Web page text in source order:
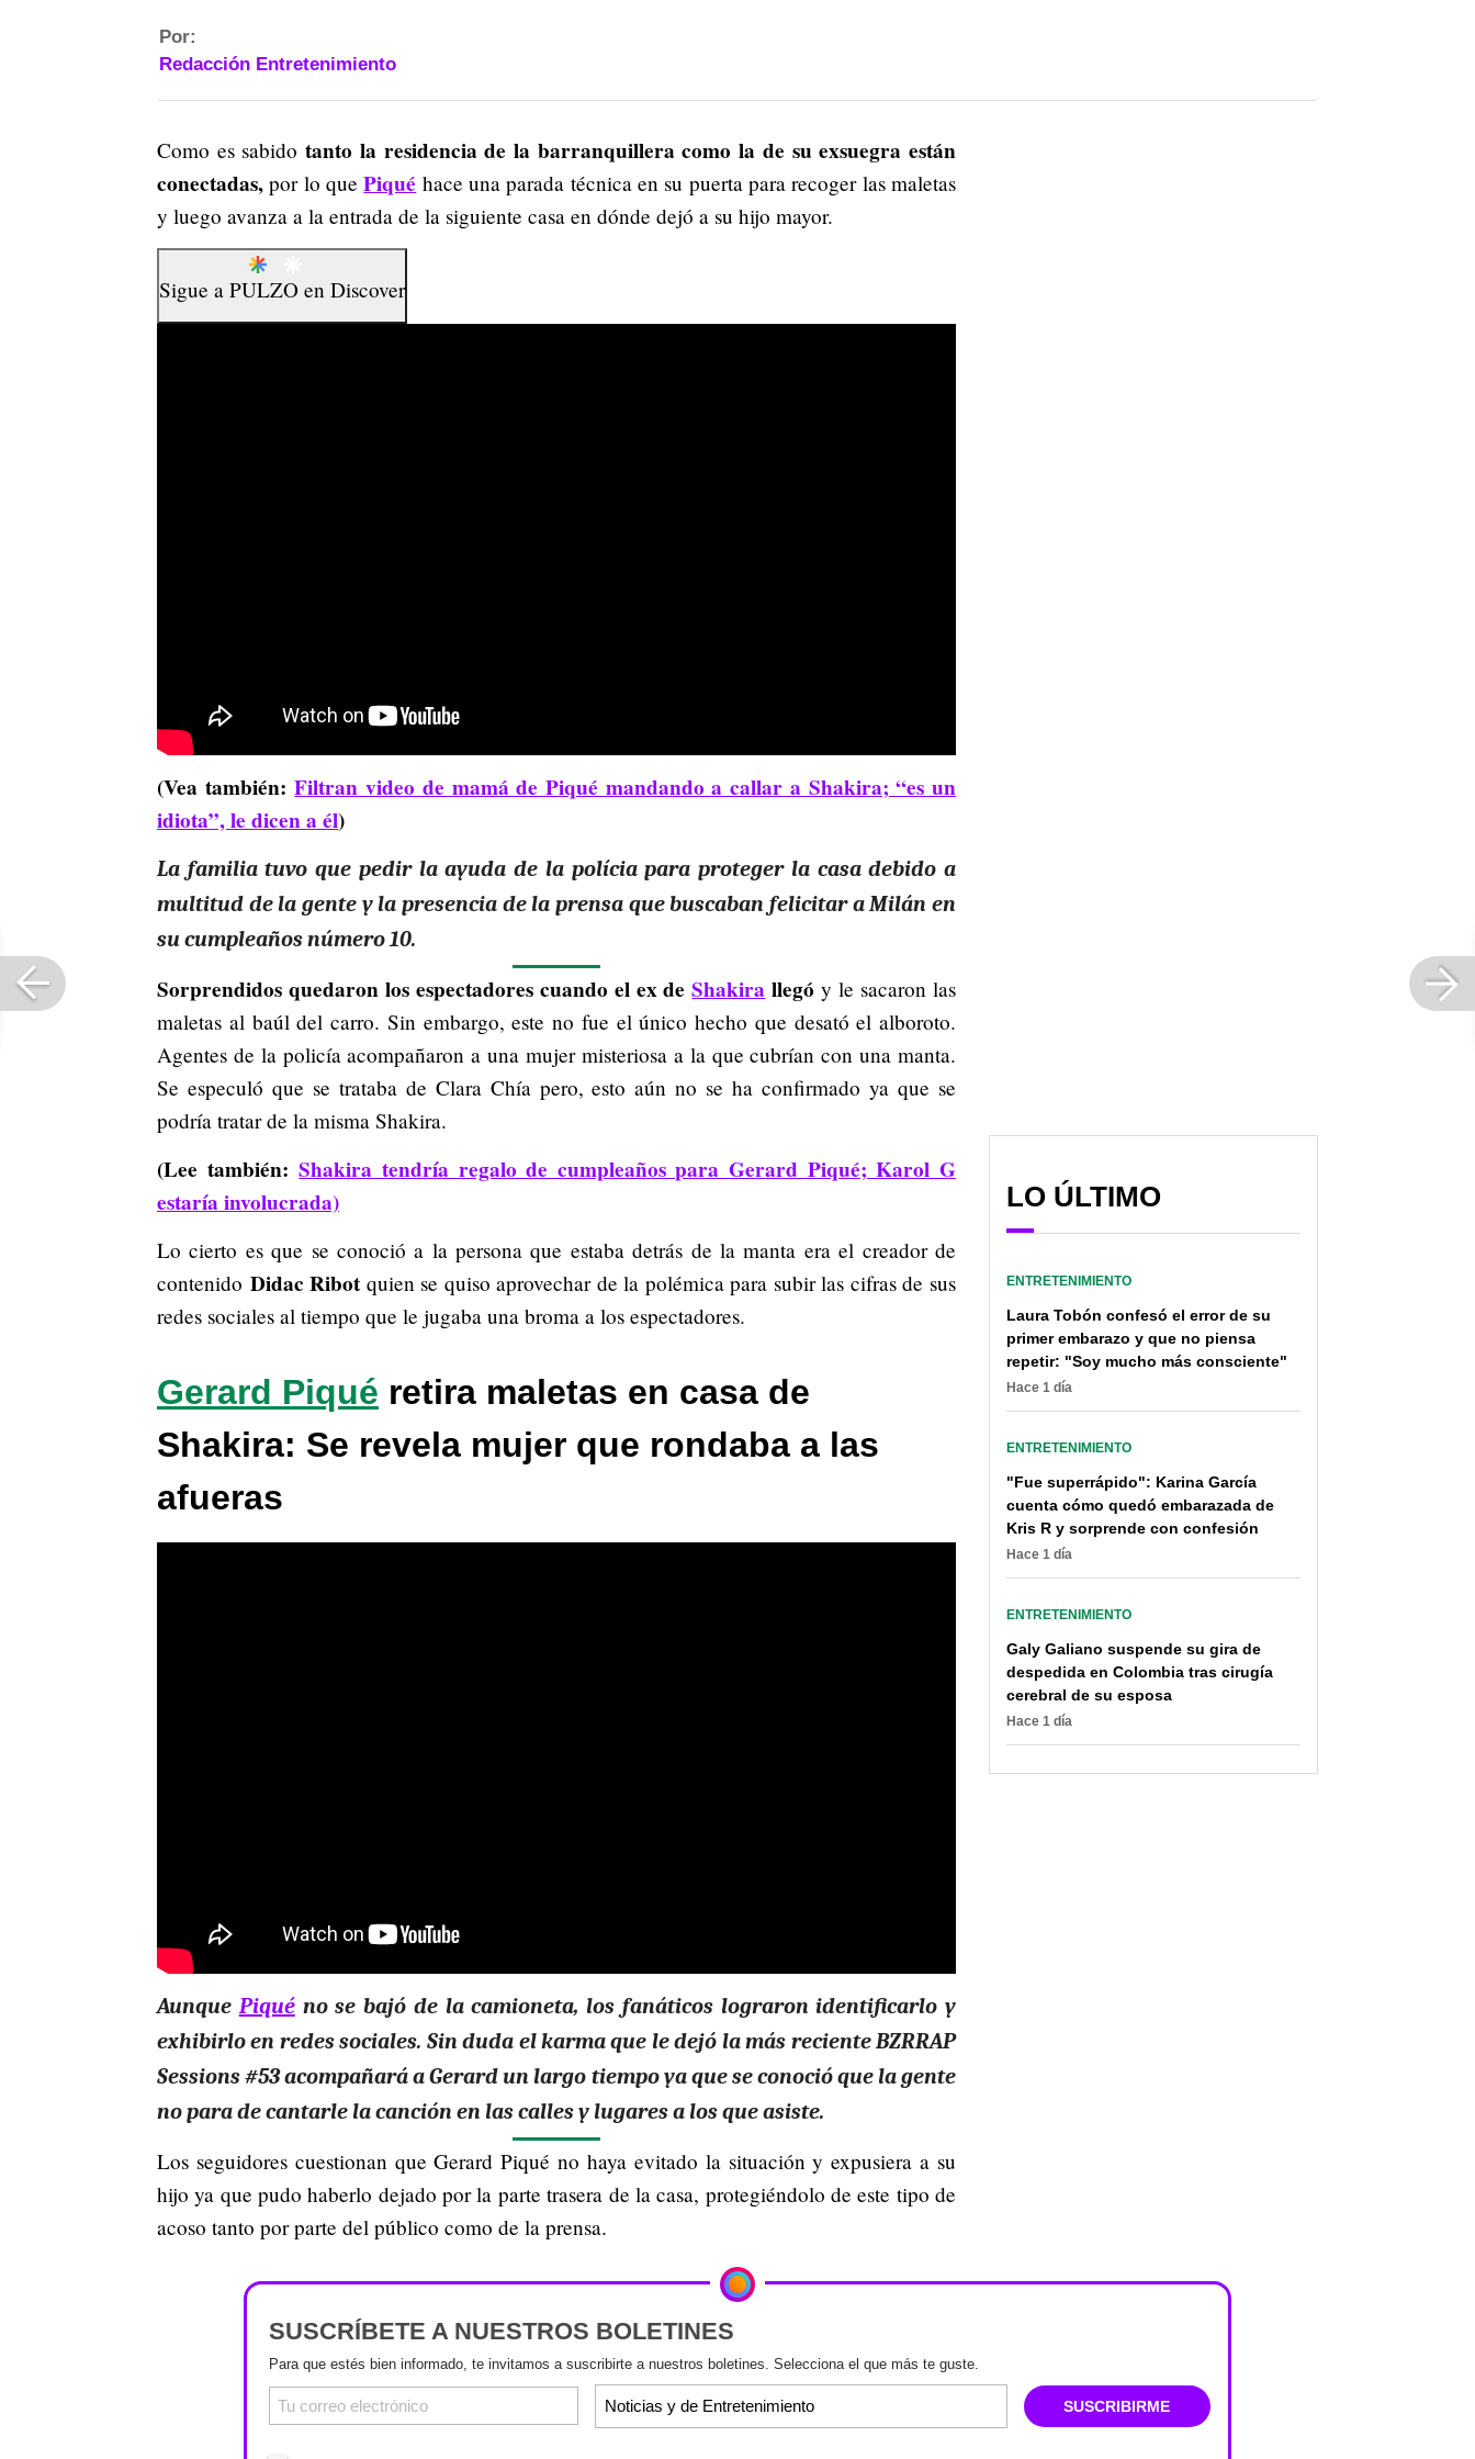
Por:
Redacción Entretenimiento
Como es sabidotanto la residencia de la barranquillera como la de su exsuegra están
conectadas, por lo quePiqué hace una parada técnica en su puerta para recoger las maletas
y luego avanza a la entrada de la siguiente casa en dónde dejó a su hijo mayor.
Sigue a PULZO en Discover
(Vea también:Filtran video de mamá de Piqué mandando a callar a Shakira; “es un
idiota”, le dicen a él)
La familia tuvo que pedir la ayuda de la polícia para proteger la casa debido a
multitud de la gente y la presencia de la prensa que buscaban felicitar a Milán en
su cumpleaños número 10.
Sorprendidos quedaron los espectadores cuando el ex deShakira llegó y le sacaron las
maletas al baúl del carro. Sin embargo, este no fue el único hecho que desató el alboroto.
Agentes de la policía acompañaron a una mujer misteriosa a la que cubrían con una manta.
Se especuló que se trataba de Clara Chía pero, esto aún no se ha confirmado ya que se
podría tratar de la misma Shakira.
(Lee también:Shakira tendría regalo de cumpleaños para Gerard Piqué; Karol G
estaría involucrada)
Lo cierto es que se conoció a la persona que estaba detrás de la manta era el creador de
contenido Didac Ribot quien se quiso aprovechar de la polémica para subir las cifras de sus
redes sociales al tiempo que le jugaba una broma a los espectadores.
Gerard Piqué retira maletas en casa de
Shakira: Se revela mujer que rondaba a las
afueras
Aunque Piquéno se bajó de la camioneta, los fanáticos lograron identificarlo y
exhibirlo en redes sociales. Sin duda el karma que le dejó la más reciente BZRRAP
Sessions #53 acompañará a Gerard un largo tiempo ya que se conoció que la gente
no para de cantarle la canción en las calles y lugares a los que asiste.
Los seguidores cuestionan que Gerard Piqué no haya evitado la situación y expusiera a su
hijo ya que pudo haberlo dejado por la parte trasera de la casa, protegiéndolo de este tipo de
acoso tanto por parte del público como de la prensa.
LO ÚLTIMO
ENTRETENIMIENTO
Laura Tobón confesó el error de su
primer embarazo y que no piensa
repetir: "Soy mucho más consciente"
Hace 1 día
ENTRETENIMIENTO
"Fue superrápido": Karina García
cuenta cómo quedó embarazada de
Kris R y sorprende con confesión
Hace 1 día
ENTRETENIMIENTO
Galy Galiano suspende su gira de
despedida en Colombia tras cirugía
cerebral de su esposa
Hace 1 día
SUSCRÍBETE A NUESTROS BOLETINES
Para que estés bien informado, te invitamos a suscribirte a nuestros boletines. Selecciona el que más te guste.
SUSCRIBIRME